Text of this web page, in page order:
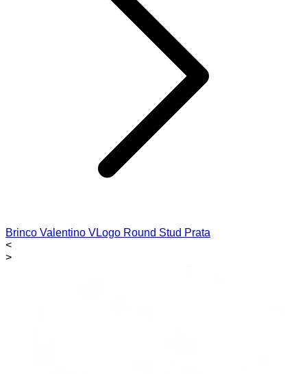
Brinco Valentino VLogo Round Stud Prata
<
>